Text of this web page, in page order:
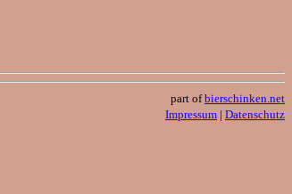
part ofbierschinken.net
Impressum | Datenschutz